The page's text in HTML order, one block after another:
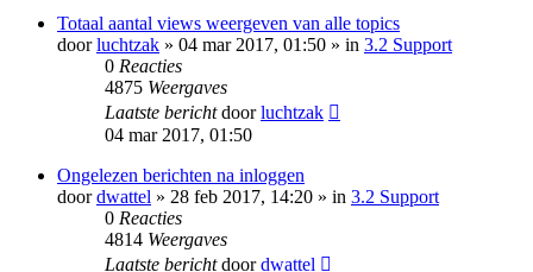
Totaal aantal views weergeven van alle topics
doorluchtzak » 04 mar 2017, 01:50 » in 3.2 Support
0 Reacties
4875 Weergaves
Laatste berichtdoorluchtzak
04 mar 2017, 01:50
Ongelezen berichten na inloggen
doordwattel » 28 feb 2017, 14:20 » in 3.2 Support
0 Reacties
4814 Weergaves
Laatste berichtdoordwattel